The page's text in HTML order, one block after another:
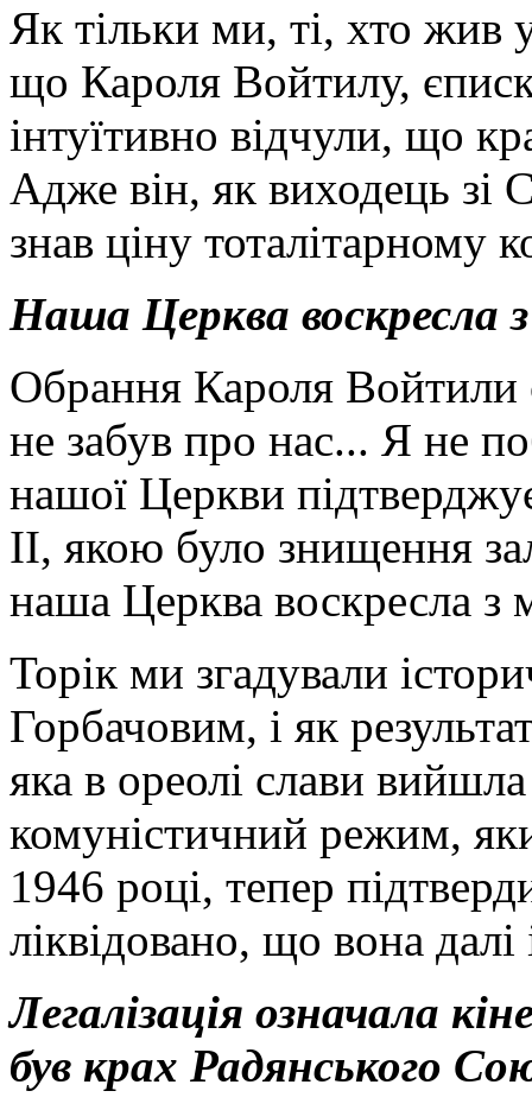
Як тільки ми, ті, хто жив
що Кароля Войтилу,
інтуїтивно відчули, що
Адже він, як виходець зі
знав ціну тоталітарному
Наша Церква воскресла
Обрання Кароля Войтили
не забув про нас... Я не
нашої Церкви
ІІ, якою було знищення
наша Церква воскресла з
Торік ми згадували
Горбачовим, і як
яка в ореолі слави
комуністичний режим,
1946 році, тепер
ліквідовано, що вона далі
Легалізація означала
був крах Радянського